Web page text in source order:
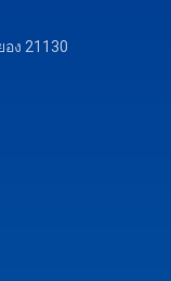
ง 21130